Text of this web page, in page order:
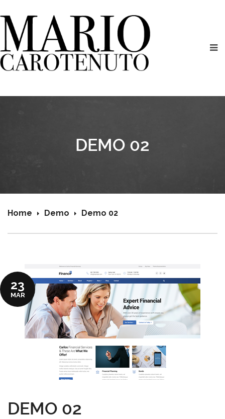
DEMO 02
Home Demo Demo 02
23
MAR
DEMO 02